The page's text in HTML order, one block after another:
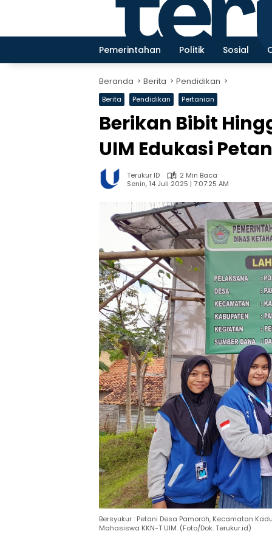
Pemerintahan Politik Sosial
Beranda Berita Pendidikan
Berita Pendidikan Pertanian
Berikan Bibit
UIM Edukasi
Terukur ID
2 Min Baca
Senin, 14 Juli 2025 | 7:07:25 AM
Bersyukur : Petani Desa Pamoroh, Kecamatan
Mahasiswa KKN-T UIM. (Foto/Dok. Terukur.id)